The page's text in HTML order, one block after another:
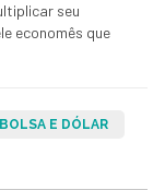
seu
economês que
BOLSA E DÓLAR